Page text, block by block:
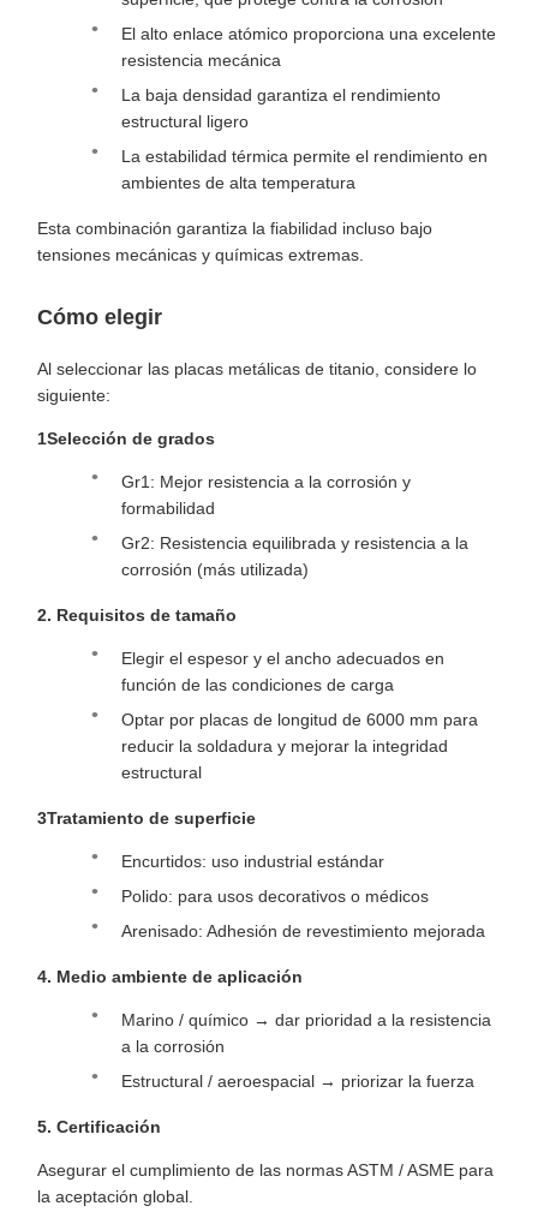
El alto enlace atómico proporciona una excelente
resistencia mecánica
La baja densidad garantiza el rendimiento
estructural ligero
La estabilidad térmica permite el rendimiento en
ambientes de alta temperatura
Esta combinación garantiza la fiabilidad incluso bajo
tensiones mecánicas y químicas extremas.
Cómo elegir
Al seleccionar las placas metálicas de titanio, considere lo
siguiente:
1Selección de grados
Gr1: Mejor resistencia a la corrosión y
formabilidad
Gr2: Resistencia equilibrada y resistencia a la
corrosión (más utilizada)
2. Requisitos de tamaño
Elegir el espesor y el ancho adecuados en
función de las condiciones de carga
Optar por placas de longitud de 6000 mm para
reducir la soldadura y mejorar la integridad
estructural
3Tratamiento de superficie
Encurtidos: uso industrial estándar
Polido: para usos decorativos o médicos
Arenisado: Adhesión de revestimiento mejorada
4. Medio ambiente de aplicación
Marino / químico → dar prioridad a la resistencia
a la corrosión
Estructural / aeroespacial → priorizar la fuerza
5. Certificación
Asegurar el cumplimiento de las normas ASTM / ASME para
la aceptación global.